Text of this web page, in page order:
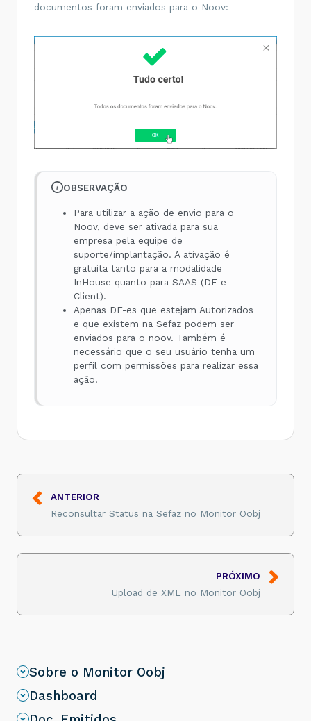
documentos foram enviados para o Noov:
OBSERVAÇÃO
Para utilizar a ação de envio para o
Noov, deve ser ativada para sua
empresa pela equipe de
suporte/implantação. A ativação é
gratuita tanto para a modalidade
InHouse quanto para SAAS (DF-e
Client).
Apenas DF-es que estejam Autorizados
e que existem na Sefaz podem ser
enviados para o noov. Também é
necessário que o seu usuário tenha um
perfil com permissões para realizar essa
ação.
ANTERIOR
Reconsultar Status na Sefaz no Monitor Oobj
PRÓXIMO
Upload de XML no Monitor Oobj
Sobre o Monitor Oobj
Dashboard